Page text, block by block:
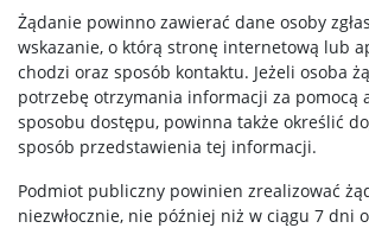
Żądanie powinno zawierać dane osoby
wskazanie, o którą stronę internetową lub
chodzi oraz sposób kontaktu. Jeżeli osoba
potrzebę otrzymania informacji za pomocą
sposobu dostępu, powinna także określić
sposób przedstawienia tej informacji.
Podmiot publiczny powinien zrealizować
niezwłocznie, nie później niż w ciągu 7 dni